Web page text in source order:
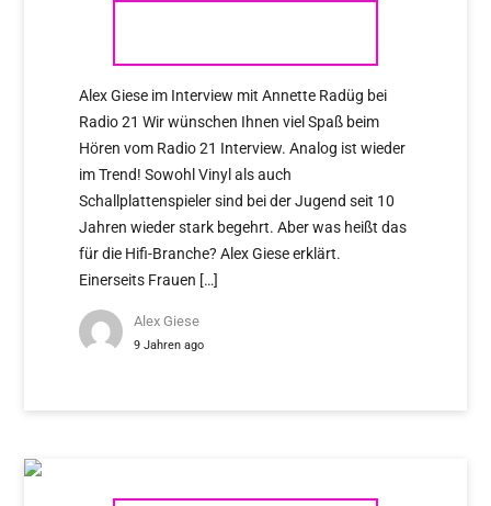
Alex Giese im Interview mit Annette Radüg bei
Radio 21 Wir wünschen Ihnen viel Spaß beim
Hören vom Radio 21 Interview. Analog ist wieder
im Trend! Sowohl Vinyl als auch
Schallplattenspieler sind bei der Jugend seit 10
Jahren wieder stark begehrt. Aber was heißt das
für die Hifi-Branche? Alex Giese erklärt.
Einerseits Frauen […]
Alex Giese
9 Jahren ago